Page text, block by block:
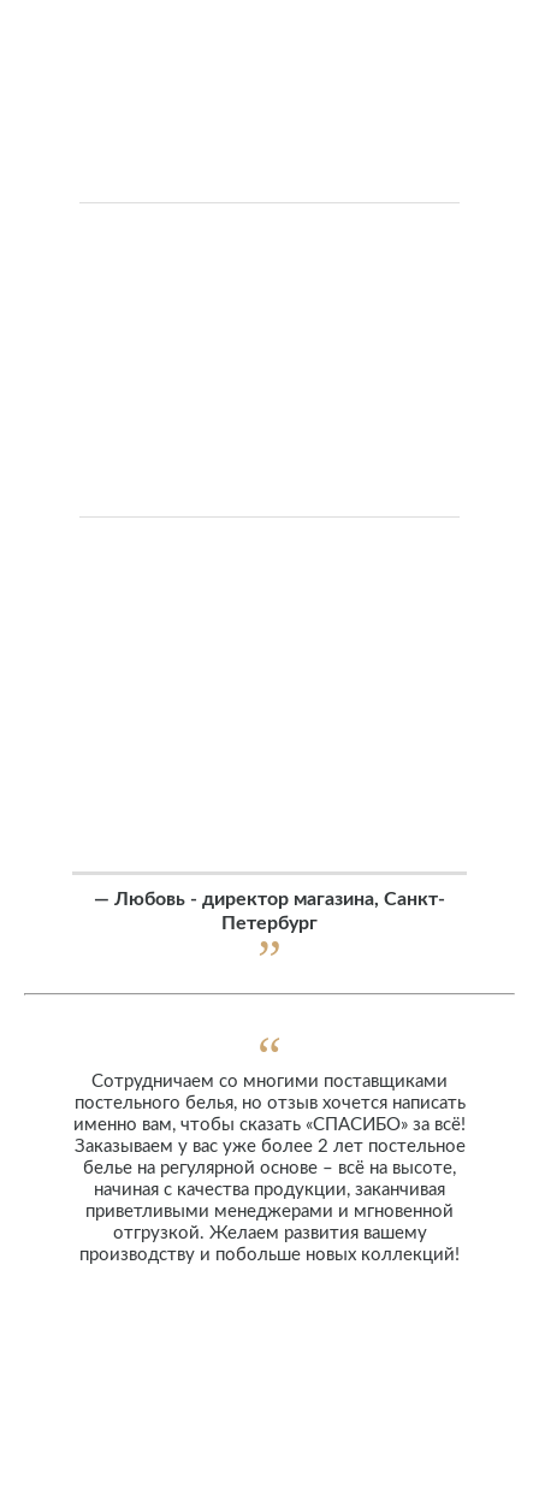
— Любовь - директор магазина, Санкт-
Петербург
Сотрудничаем со многими поставщиками
постельного белья, но отзыв хочется написать
именно вам, чтобы сказать «СПАСИБО» за всё!
Заказываем у вас уже более 2 лет постельное
белье на регулярной основе – всё на высоте,
начиная с качества продукции, заканчивая
приветливыми менеджерами и мгновенной
отгрузкой. Желаем развития вашему
производству и побольше новых коллекций!